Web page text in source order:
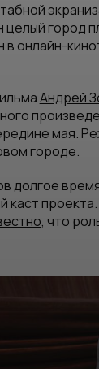
целый город
в онлайн-
Андрей
мая.
городе.
долгое
каст
, что